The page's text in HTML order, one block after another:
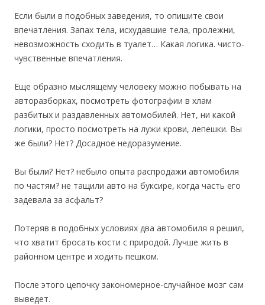
Если были в подобных заведения, то опишите свои
впечатления. Запах тела, исхудавшие тела, пролежни,
невозможность сходить в туалет… Какая логика. чисто-
чувственные впечатления.
Еще образно мыслящему человеку можно побывать на
авторазборках, посмотреть фотографии в хлам
разбитых и раздавленных автомобилей. Нет, ни какой
логики, просто посмотреть на лужи крови, лепешки. Вы
же были? Нет? Досадное недоразумение.
Вы были? Нет? небыло опыта распродажи автомобиля
по частям? не тащили авто на буксире, когда часть его
задевала за асфальт?
Потеряв в подобных условиях два автомобиля я решил,
что хватит бросать кости с природой. Лучше жить в
районном центре и ходить пешком.
После этого цепочку закономерное-случайное мозг сам
выведет.